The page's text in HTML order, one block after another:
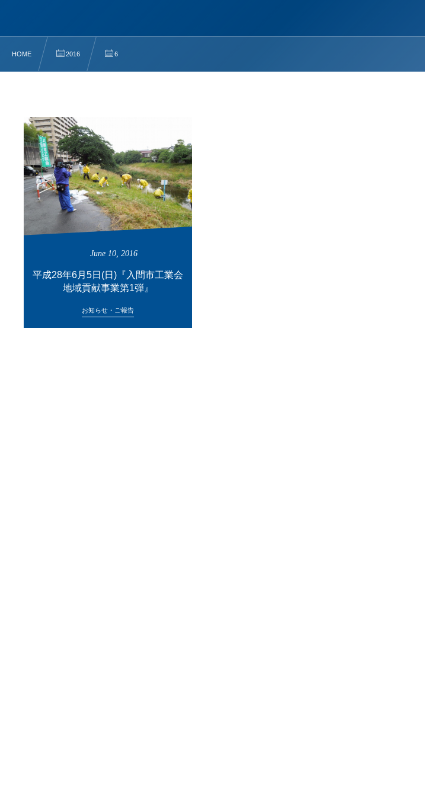
HOME 2016 6
June 10 ,2016
平成28年6月5日(日)『入間市工業会
地域貢献事業第1弾』
お知らせ・ご報告